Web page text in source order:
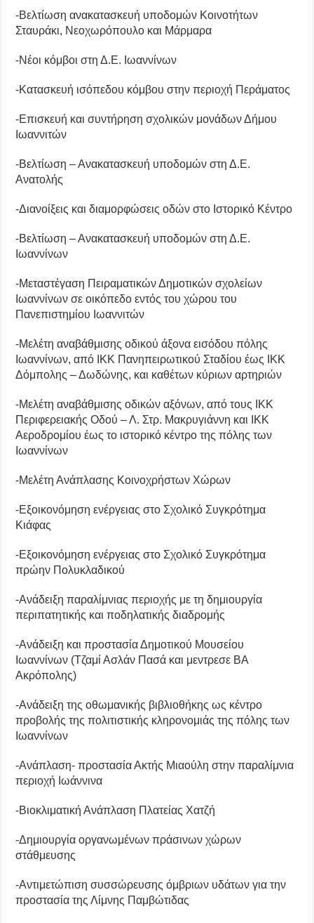
-Βελτίωση ανακατασκευή υποδομών Κοινοτήτων
Σταυράκι, Νεοχωρόπουλο και Μάρμαρα
-Νέοι κόμβοι στη Δ.Ε. Ιωαννίνων
-Κατασκευή ισόπεδου κόμβου στην περιοχή Περάματος
-Επισκευή και συντήρηση σχολικών μονάδων Δήμου
Ιωαννιτών
-Βελτίωση – Ανακατασκευή υποδομών στη Δ.Ε.
Ανατολής
-Διανοίξεις και διαμορφώσεις οδών στο Ιστορικό Κέντρο
-Βελτίωση – Ανακατασκευή υποδομών στη Δ.Ε.
Ιωαννίνων
-Μεταστέγαση Πειραματικών Δημοτικών σχολείων
Ιωαννίνων σε οικόπεδο εντός του χώρου του
Πανεπιστημίου Ιωαννιτών
-Μελέτη αναβάθμισης οδικού άξονα εισόδου πόλης
Ιωαννίνων, από ΙΚΚ Πανηπειρωτικού Σταδίου έως ΙΚΚ
Δόμπολης – Δωδώνης, και καθέτων κύριων αρτηριών
-Μελέτη αναβάθμισης οδικών αξόνων, από τους ΙΚΚ
Περιφερειακής Οδού – Λ. Στρ. Μακρυγιάννη και ΙΚΚ
Αεροδρομίου έως το ιστορικό κέντρο της πόλης των
Ιωαννίνων
-Μελέτη Ανάπλασης Κοινοχρήστων Χώρων
-Εξοικονόμηση ενέργειας στο Σχολικό Συγκρότημα
Κιάφας
-Εξοικονόμηση ενέργειας στο Σχολικό Συγκρότημα
πρώην Πολυκλαδικού
-Ανάδειξη παραλίμνιας περιοχής με τη δημιουργία
περιπατητικής και ποδηλατικής διαδρομής
-Ανάδειξη και προστασία Δημοτικού Μουσείου
Ιωαννίνων (Τζαμί Ασλάν Πασά και μεντρεσε ΒΑ
Ακρόπολης)
-Ανάδειξη της οθωμανικής βιβλιοθήκης ως κέντρο
προβολής της πολιτιστικής κληρονομιάς της πόλης των
Ιωαννίνων
-Ανάπλαση- προστασία Ακτής Μιαούλη στην παραλίμνια
περιοχή Ιωάννινα
-Βιοκλιματική Ανάπλαση Πλατείας Χατζή
-Δημιουργία οργανωμένων πράσινων χώρων
στάθμευσης
-Αντιμετώπιση συσσώρευσης όμβριων υδάτων για την
προστασία της Λίμνης Παμβώτιδας